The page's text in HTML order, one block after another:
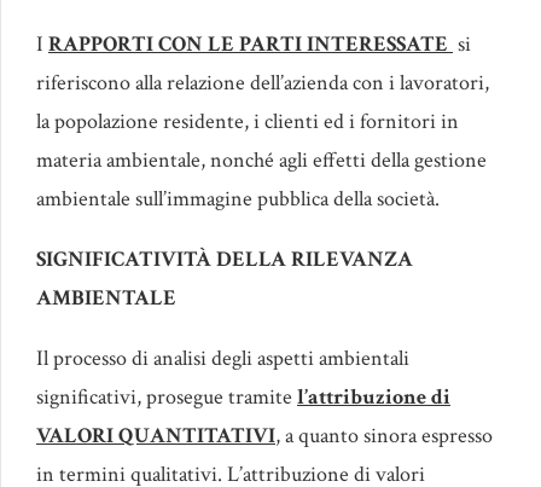
I RAPPORTI CON LE PARTI INTERESSATE si
riferiscono alla relazione dell’azienda con i lavoratori,
la popolazione residente, i clienti ed i fornitori in
materia ambientale, nonché agli effetti della gestione
ambientale sull’immagine pubblica della società.
SIGNIFICATIVITÀDELLA RILEVANZA
AMBIENTALE
Il processo di analisi degli aspetti ambientali
significativi, prosegue tramite l’attribuzione di
VALORI QUANTITATIVI, a quanto sinora espresso
in termini qualitativi. L’attribuzione di valori